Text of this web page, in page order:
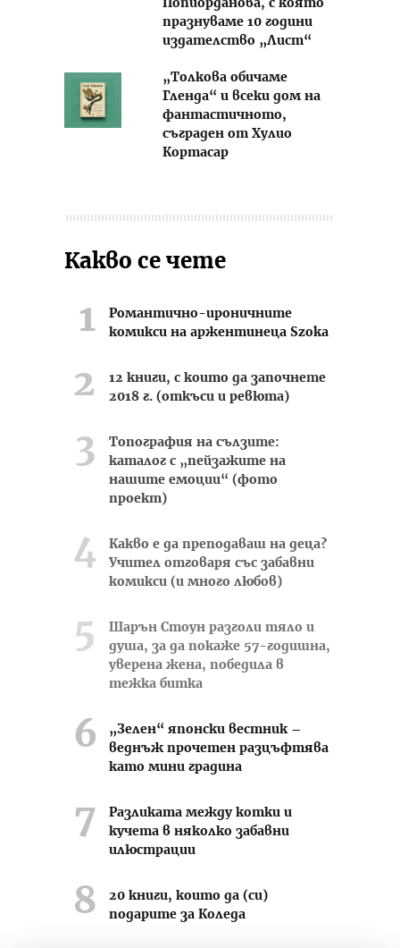
Попйорданова, с която
празнуваме 10 години
издателство „Лист“
„Толкова обичаме
Гленда“ и всеки дом на
фантастичното,
съграден от Хулио
Кортасар
Какво се чете
Романтично-ироничните
комикси на аржентинеца Szoka
12 книги, с които да започнете
2018 г. (откъси и ревюта)
Топография на сълзите:
каталог с „пейзажите на
нашите емоции“ (фото
проект)
Какво е да преподаваш на деца?
Учител отговаря със забавни
комикси (и много любов)
Шарън Стоун разголи тяло и
душа, за да покаже 57-годишна,
уверена жена, победила в
тежка битка
„Зелен“ японски вестник –
веднъж прочетен разцъфтява
като мини градина
Разликата между котки и
кучета в няколко забавни
илюстрации
20 книги, които да (си)
подарите за Коледа